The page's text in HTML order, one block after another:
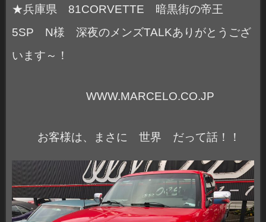
★兵庫県 81CORVETTE 暗黒街の帝王
5SP N様 深夜のメンズTALKありがとうござ
います～！
WWW.MARCELO.CO.JP
お客様は、まさに 世界 だって話！！